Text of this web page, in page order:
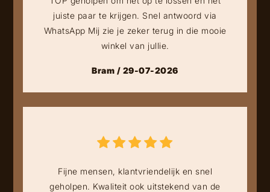
juiste paar te krijgen. Snel antwoord via
WhatsApp Mij zie je zeker terug in die mooie
winkel van jullie.
Bram / 29-07-2026
Fijne mensen, klantvriendelijk en snel
geholpen. Kwaliteit ook uitstekend van de